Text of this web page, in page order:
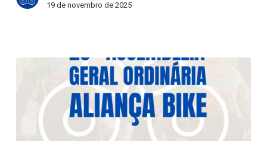
19 de novembro de 2025